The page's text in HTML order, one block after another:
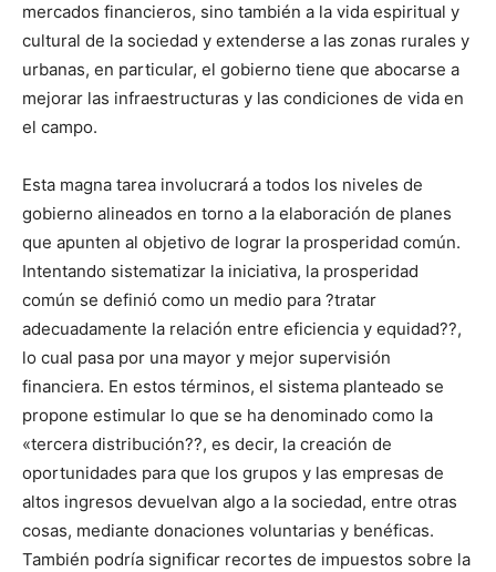
mercados financieros, sino también a la vida espiritual y
cultural de la sociedad y extenderse a las zonas rurales y
urbanas, en particular, el gobierno tiene que abocarse a
mejorar las infraestructuras y las condiciones de vida en
el campo.
Esta magna tarea involucrará a todos los niveles de
gobierno alineados en torno a la elaboración de planes
que apunten al objetivo de lograr la prosperidad común.
Intentando sistematizar la iniciativa, la prosperidad
común se definió como un medio para ?tratar
adecuadamente la relación entre eficiencia y equidad??,
lo cual pasa por una mayor y mejor supervisión
financiera. En estos términos, el sistema planteado se
propone estimular lo que se ha denominado como la
«tercera distribución??, es decir, la creación de
oportunidades para que los grupos y las empresas de
altos ingresos devuelvan algo a la sociedad, entre otras
cosas, mediante donaciones voluntarias y benéficas.
También podría significar recortes de impuestos sobre la